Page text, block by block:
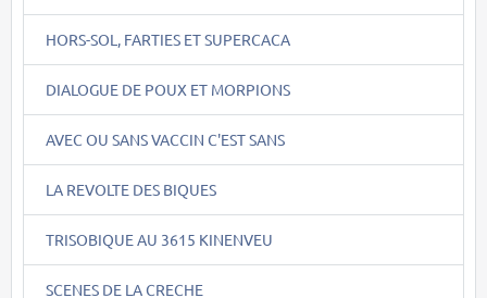
HORS-SOL, FARTIES ET SUPERCACA
DIALOGUE DE POUX ET MORPIONS
AVEC OU SANS VACCIN C'EST SANS
LA REVOLTE DES BIQUES
TRISOBIQUE AU 3615 KINENVEU
SCENES DE LA CRECHE